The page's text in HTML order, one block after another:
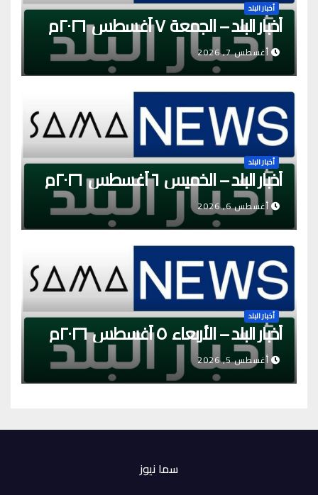
أخبار البلد
أخبار البلد – الجمعة ٧ أغسطس ٢٠٢٦م
أغسطس 7, 2026
أخبار البلد
أخبار البلد – الخميس ٦ أغسطس ٢٠٢٦م
أغسطس 6, 2026
أخبار البلد
أخبار البلد – الأربعاء ٥ أغسطس ٢٠٢٦م
أغسطس 5, 2026
سما نيوز